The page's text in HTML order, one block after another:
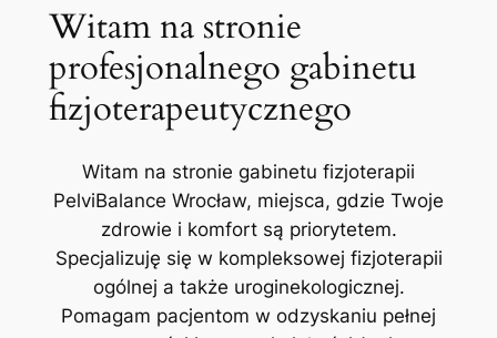
Witam na stronie
profesjonalnego gabinetu
fizjoterapeutycznego
Witam na stronie gabinetu fizjoterapii
PelviBalance Wrocław, miejsca, gdzie Twoje
zdrowie i komfort są priorytetem.
Specjalizuję się w kompleksowej fizjoterapii
ogólnej a także uroginekologicznej.
Pomagam pacjentom w odzyskaniu pełnej